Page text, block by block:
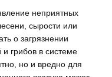
неприятных
сырости или
о загрязнении
грибов в системе
но и вредно для